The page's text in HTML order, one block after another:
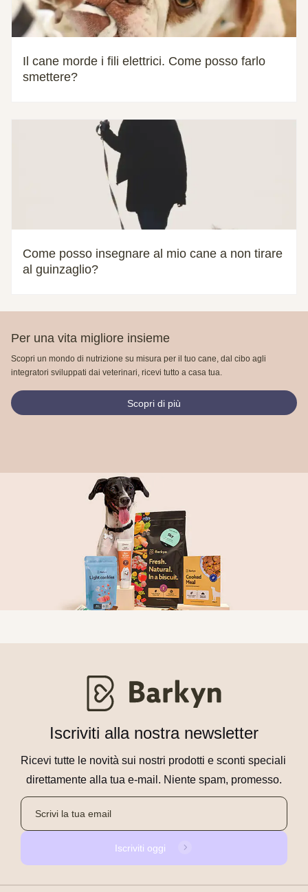
Il cane morde i fili elettrici. Come posso farlo
smettere?
Come posso insegnare al mio cane a non tirare
al guinzaglio?
Per una vita migliore insieme
Scopri un mondo di nutrizione su misura per il tuo cane, dal cibo agli
integratori sviluppati dai veterinari, ricevi tutto a casa tua.
Scopri di più
Iscriviti alla nostra newsletter
Ricevi tutte le novità sui nostri prodotti e sconti speciali
direttamente alla tua e-mail. Niente spam, promesso.
Iscriviti oggi